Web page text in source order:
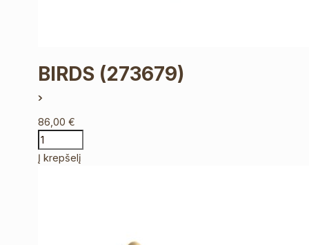
BIRDS (273679)
86,00€
Į krepšelį